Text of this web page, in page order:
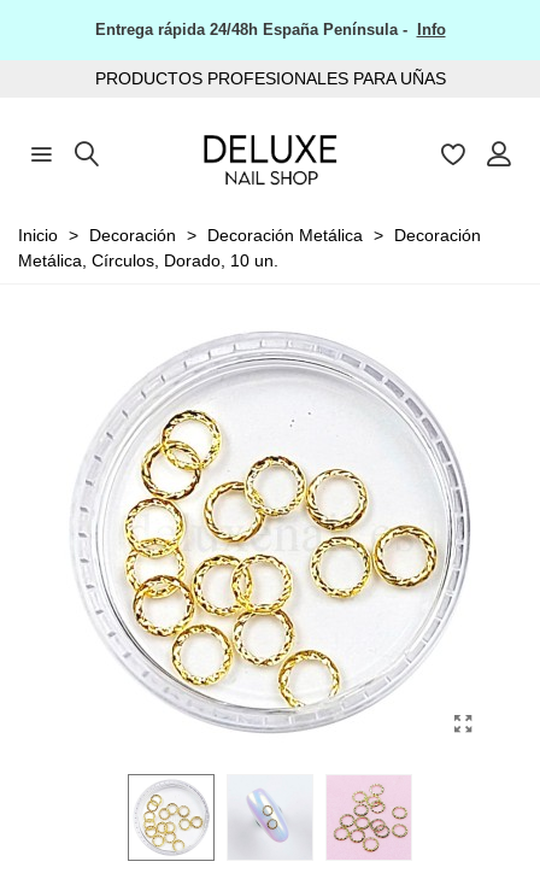
Entrega rápida 24/48h España Península - Info
PRODUCTOS PROFESIONALES PARA UÑAS
Inicio > Decoración > Decoración Metálica >
Decoración
Metálica, Círculos, Dorado, 10 un.